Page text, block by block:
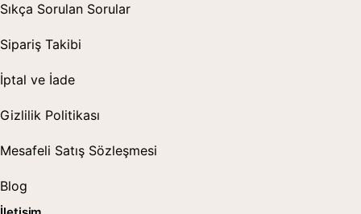
Sıkça Sorulan Sorular
Sipariş Takibi
İptal ve İade
Gizlilik Politikası
Mesafeli Satış Sözleşmesi
Blog